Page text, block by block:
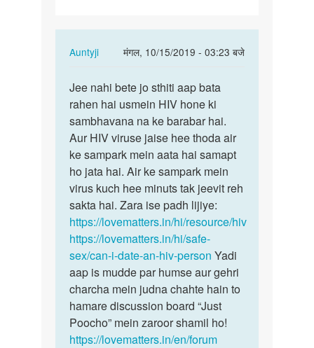
Auntyji
मंगल, 10/15/2019 - 03:23 बजे
In
to
Kia
ek
hi
glass
ko
Dhoye…
by
Suresh
Jee
nahi
bete
jo
sthiti
aap…
Jee nahi bete jo sthiti aap bata
rahen hai usmein HIV hone ki
sambhavana na ke barabar hai.
Aur HIV viruse jaise hee thoda air
ke sampark mein aata hai samapt
ho jata hai. Air ke sampark mein
virus kuch hee minuts tak jeevit reh
sakta hai. Zara ise padh lijiye:
https://lovematters.in/hi/resource/hiv
https://lovematters.in/hi/safe-
sex/can-i-date-an-hiv-person Yadi
aap is mudde par humse aur gehri
charcha mein judna chahte hain to
hamare discussion board “Just
Poocho” mein zaroor shamil ho!
https://lovematters.in/en/forum